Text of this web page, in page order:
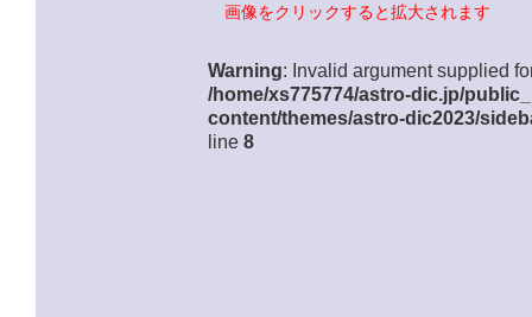
画像をクリックすると拡大されます
Warning: Invalid argument supplied
/home/xs775774/astro-dic.jp/
content/themes/astro-dic2023/
line 8